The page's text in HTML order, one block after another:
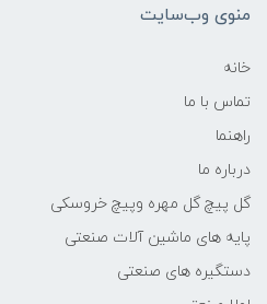
منوی وب‌سایت
خانه
تماس با ما
راهنما
درباره ما
گل پیچ گل مهره وپیچ خروسکی
پایه های ماشین آلات صنعتی
دستگیره های صنعتی